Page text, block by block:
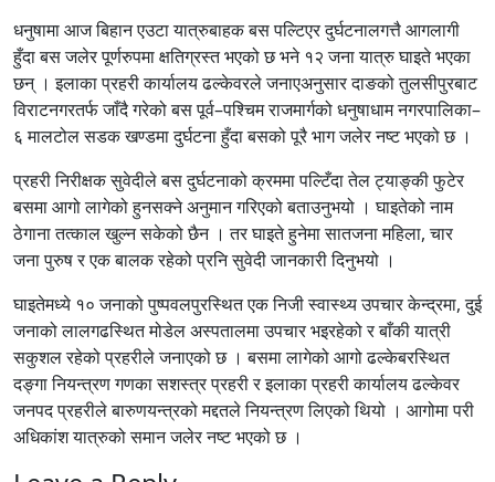
धनुषामा आज बिहान एउटा यात्रुबाहक बस पल्टिएर दुर्घटनालगत्तै आगलागी
हुँदा बस जलेर पूर्णरुपमा क्षतिग्रस्त भएको छ भने १२ जना यात्रु घाइते भएका
छन् । इलाका प्रहरी कार्यालय ढल्केवरले जनाएअनुसार दाङको तुलसीपुरबाट
विराटनगरतर्फ जाँदै गरेको बस पूर्व–पश्चिम राजमार्गको धनुषाधाम नगरपालिका–
६ मालटोल सडक खण्डमा दुर्घटना हुँदा बसको पूरै भाग जलेर नष्ट भएको छ ।
प्रहरी निरीक्षक सुवेदीले बस दुर्घटनाको क्रममा पल्टिँदा तेल ट्याङ्की फुटेर
बसमा आगो लागेको हुनसक्ने अनुमान गरिएको बताउनुभयो । घाइतेको नाम
ठेगाना तत्काल खुल्न सकेको छैन । तर घाइते हुनेमा सातजना महिला, चार
जना पुरुष र एक बालक रहेको प्रनि सुवेदी जानकारी दिनुभयो ।
घाइतेमध्ये १० जनाको पुष्पवलपुरस्थित एक निजी स्वास्थ्य उपचार केन्द्रमा, दुई
जनाको लालगढस्थित मोडेल अस्पतालमा उपचार भइरहेको र बाँकी यात्री
सकुशल रहेको प्रहरीले जनाएको छ । बसमा लागेको आगो ढल्केबरस्थित
दङ्गा नियन्त्रण गणका सशस्त्र प्रहरी र इलाका प्रहरी कार्यालय ढल्केवर
जनपद प्रहरीले बारुणयन्त्रको मद्दतले नियन्त्रण लिएको थियो । आगोमा परी
अधिकांश यात्रुको समान जलेर नष्ट भएको छ ।